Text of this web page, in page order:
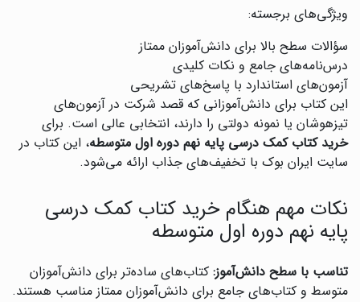
ویژگی‌های برجسته:
سؤالات سطح بالا برای دانش‌آموزان ممتاز
درس‌نامه‌های جامع و نکات کلیدی
آزمون‌های استاندارد با پاسخ‌های تشریحی
این کتاب برای دانش‌آموزانی که قصد شرکت در آزمون‌های
تیزهوشان یا نمونه دولتی را دارند، انتخابی عالی است. برای
خرید کتاب کمک درسی پایه نهم دوره اول متوسطه، این کتاب در
سایت ایران بوک با تخفیف‌های جذاب ارائه می‌شود.
نکات مهم هنگام خرید کتاب کمک درسی
پایه نهم دوره اول متوسطه
تناسب با سطح دانش‌آموز: کتاب‌های ساده‌تر برای دانش‌آموزان
متوسط و کتاب‌های جامع برای دانش‌آموزان ممتاز مناسب هستند.